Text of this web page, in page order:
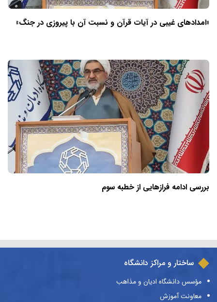
«امدادهای غیبی در آیات قرآن و نسبت آن با پیروزی در جنگ»
بررسی ادامه فرازهایی از خطبه سوم
ساختار و مراکز دانشگاه
مؤسس دانشگاه ادیان و مذاهب
معاونت آموزش